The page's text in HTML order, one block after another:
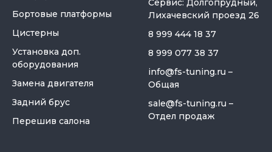
Бортовые платформы
Цистерны
Установка доп.
оборудования
Замена двигателя
Задний брус
Перешив салона
Сервис: Долгопрудный,
Лихачевский проезд 26
8 999 444 18 37
8 999 077 38 37
info@fs-tuning.ru –
Общая
sale@fs-tuning.ru –
Отдел продаж